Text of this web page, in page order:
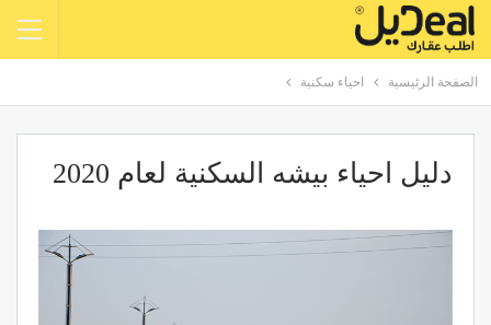
الصفحة الرئيسية احياء سكنية
دليل احياء بيشه السكنية لعام 2020